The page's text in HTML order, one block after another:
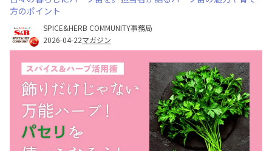
方のポイント
SPICE&HERB COMMUNITY事務局
2026-04-22マガジン